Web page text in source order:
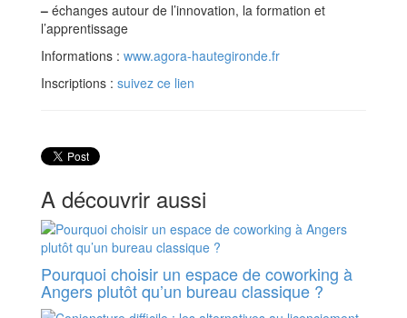
– échanges autour de l’innovation, la formation et
l’apprentissage
Informations : www.agora-hautegironde.fr
Inscriptions : suivez ce lien
A découvrir aussi
Pourquoi choisir un espace de coworking à
Angers plutôt qu’un bureau classique ?